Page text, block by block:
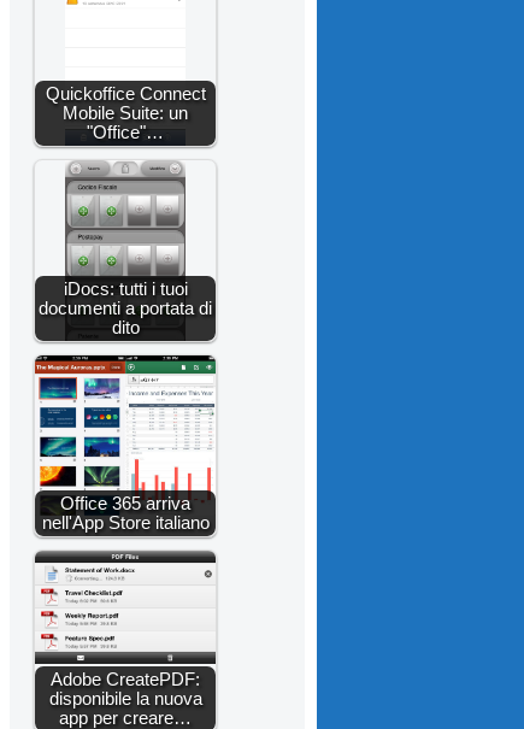
Quickoffice Connect
Mobile Suite: un
"Office"…
iDocs: tutti i tuoi
documenti a portata di
dito
Office 365 arriva
nell'App Store italiano
Adobe CreatePDF:
disponibile la nuova
app per creare…